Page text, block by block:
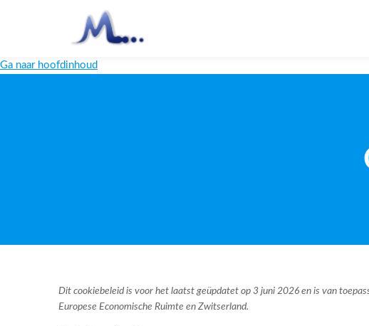
Ga naar hoofdinhoud
Dit cookiebeleid is voor het laatst geüpdatet op 3 juni 2026 en is van
Europese Economische Ruimte en Zwitserland.